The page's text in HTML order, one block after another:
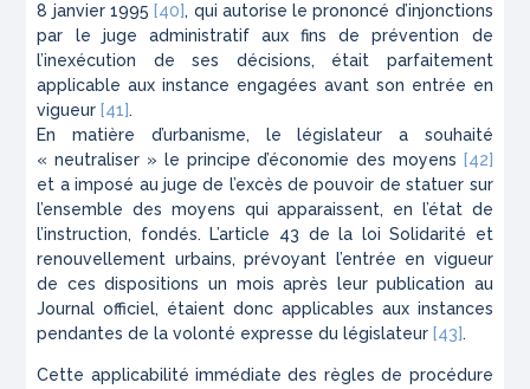
8 janvier 1995 [40], qui autorise le prononcé d’injonctions
par le juge administratif aux fins de prévention de
l’inexécution de ses décisions, était parfaitement
applicable aux instance engagées avant son entrée en
vigueur [41].
En matière d’urbanisme, le législateur a souhaité
« neutraliser » le principe d’économie des moyens [42]
et a imposé au juge de l’excès de pouvoir de statuer sur
l’ensemble des moyens qui apparaissent, en l’état de
l’instruction, fondés. L’article 43 de la loiSolidarité et
renouvellement urbains, prévoyant l’entrée en vigueur
de ces dispositions un mois après leur publication au
Journal officiel, étaient donc applicables aux instances
pendantes de la volonté expresse du législateur [43].
Cette applicabilité immédiate des règles de procédure